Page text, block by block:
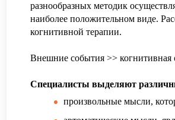
разнообразных методик
наиболее положительном виде.
когнитивной терапии.
Внешние события >> когнитивная
Специалисты выделяют
произвольные мысли,